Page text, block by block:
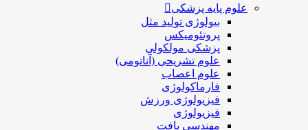
علوم پایه پزشکی
بیولوژی تولید مثل
پروتئومیکس
پزشکی مولکولی
علوم تشریحی (آناتومی)
علوم اعصاب
فارماکولوژی
فیزیولوژی ورزش
فیزیولوژی
مهندسی بافت